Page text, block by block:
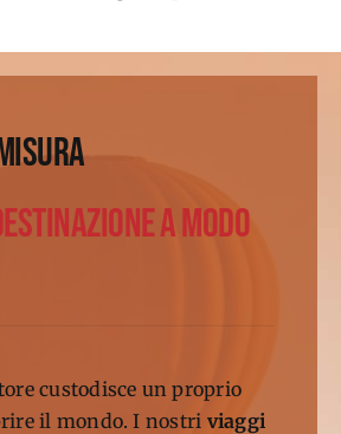
A MODO
custodisce un proprio
il mondo. I nostri viaggi